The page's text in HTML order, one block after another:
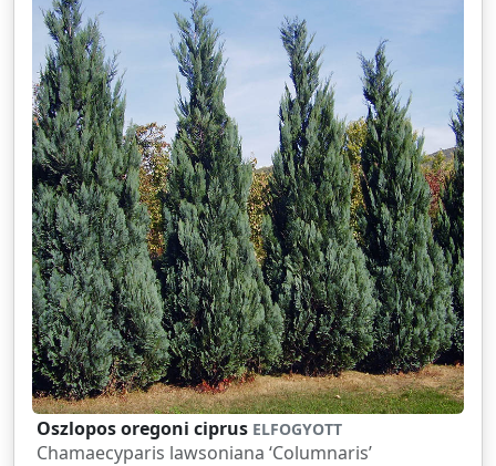
Oszlopos oregoni ciprus ELFOGYOTT
Chamaecyparis lawsoniana ‘Columnaris’